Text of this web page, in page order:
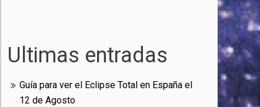
Ultimas entradas
Guía para ver el Eclipse Total en España el
12 de Agosto